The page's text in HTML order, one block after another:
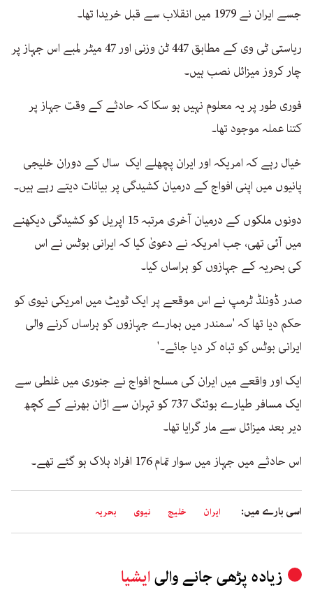
جسے ایران نے 1979 میں انقلاب سے قبل خریدا تھا۔
ریاستی ٹی وی کے مطابق 447 ٹن وزنی اور 47 میٹر لمبے اس جہاز پر
چار کروز میزائل نصب ہیں۔
فوری طور پر یہ معلوم نہیں ہو سکا کہ حادثے کے وقت جہاز پر
کتنا عملہ موجود تھا۔
خیال رہے کہ امریکہ اور ایران پچھلے ایک سال کے دوران خلیجی
پانیوں میں اپنی افواج کے درمیان کشیدگی پر بیانات دیتے رہے ہیں۔
دونوں ملکوں کے درمیان آخری مرتبہ 15 اپریل کو کشیدگی دیکھنے
میں آئی تھی، جب امریکہ نے دعویٰ کیا کہ ایرانی بوٹس نے اس
کی بحریہ کے جہازوں کو ہراساں کیا۔
صدر ڈونلڈ ٹرمپ نے اس موقعے پر ایک ٹویٹ میں امریکی نیوی کو
حکم دیا تھا کہ 'سمندر میں ہمارے جہازوں کو ہراساں کرنے والی
ایرانی بوٹس کو تباہ کر دیا جائے۔'
ایک اور واقعے میں ایران کی مسلح افواج نے جنوری میں غلطی سے
ایک مسافر طیارے بوئنگ 737 کو تہران سے اڑان بھرنے کے کچھ
دیر بعد میزائل سے مار گرایا تھا۔
اس حادثے میں جہاز میں سوار تمام 176 افراد ہلاک ہو گئے تھے۔
اسی بارے میں: ایران خلیج نیوی بحریہ
زیادہ پڑھی جانے والیایشیا